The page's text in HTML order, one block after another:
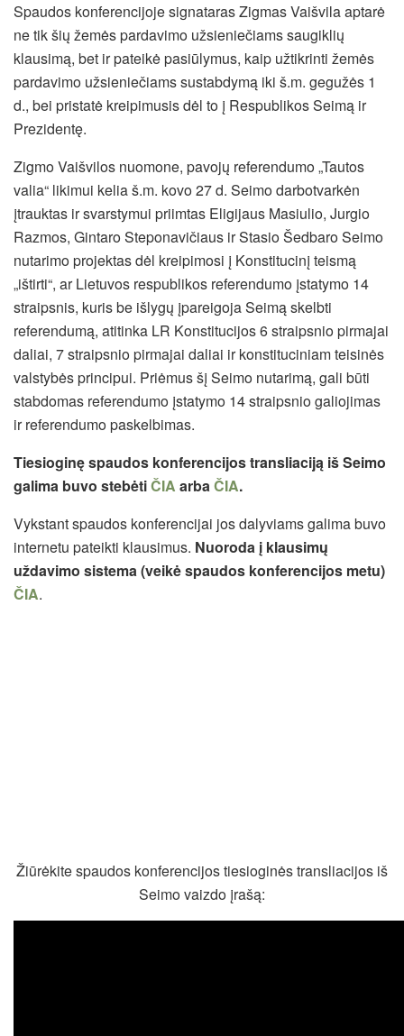
Spaudos konferencijoje signataras Zigmas Vaišvila aptarė
ne tik šių žemės pardavimo užsieniečiams saugiklių
klausimą, bet ir pateikė pasiūlymus, kaip užtikrinti žemės
pardavimo užsieniečiams sustabdymą iki š.m. gegužės 1
d., bei pristatė kreipimusis dėl to į Respublikos Seimą ir
Prezidentę.
Zigmo Vaišvilos nuomone, pavojų referendumo „Tautos
valia“ likimui kelia š.m. kovo 27 d. Seimo darbotvarkėn
įtrauktas ir svarstymui priimtas Eligijaus Masiulio, Jurgio
Razmos, Gintaro Steponavičiaus ir Stasio Šedbaro Seimo
nutarimo projektas dėl kreipimosi į Konstitucinį teismą
„ištirti“, ar Lietuvos respublikos referendumo įstatymo 14
straipsnis, kuris be išlygų įpareigoja Seimą skelbti
referendumą, atitinka LR Konstitucijos 6 straipsnio pirmajai
daliai, 7 straipsnio pirmajai daliai ir konstituciniam teisinės
valstybės principui. Priėmus šį Seimo nutarimą, gali būti
stabdomas referendumo įstatymo 14 straipsnio galiojimas
ir referendumo paskelbimas.
Tiesioginę spaudos konferencijos transliaciją iš Seimo
galima buvo stebėtiČIA arbaČIA.
Vykstant spaudos konferencijai jos dalyviams galima buvo
internetu pateikti klausimus. Nuoroda į klausimų
uždavimo sistema (veikė spaudos konferencijos metu)
ČIA.
Žiūrėkite spaudos konferencijos tiesioginės transliacijos iš
Seimo vaizdo įrašą: